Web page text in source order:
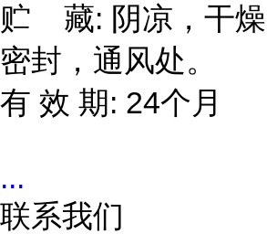
贮 藏: 阴凉，干燥
密封，通风处。
有 效 期: 24个月
...
联系我们